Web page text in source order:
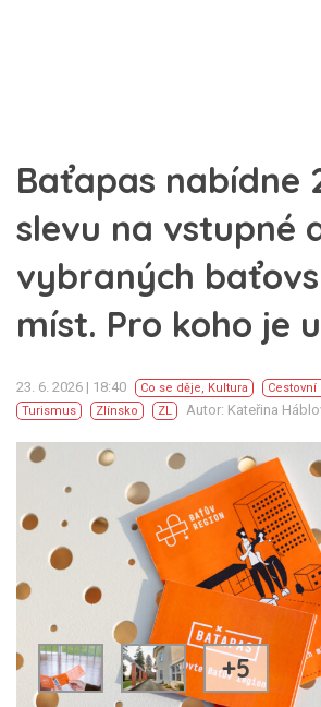
Baťapas nabídne
slevu na vstupné
vybraných
míst. Pro koho je
23. 6. 2026 | 18:40 Co se děje, Kultura Cestovní
Turismus
Zlínsko ZL Autor: Kateřina
+5